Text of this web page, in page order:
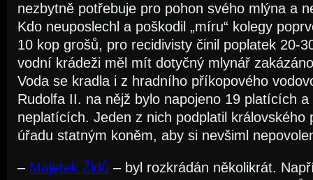
nezbytně potřebuje pro pohon svého mlýna a
Kdo neuposlechl a poškodil „míru“ kolegy
10 kop grošů, pro recidivisty činil poplatek 20-
vodní krádeži měl mít dotyčný mlynář
Voda se kradla i z hradního příkopového
Rudolfa II. na nějž bylo napojeno 19 platících
neplatících. Jeden z nich podplatil královského
úřadu statným koněm, aby si nevšiml
– Majetek Židů – byl rozkrádán několikrát.